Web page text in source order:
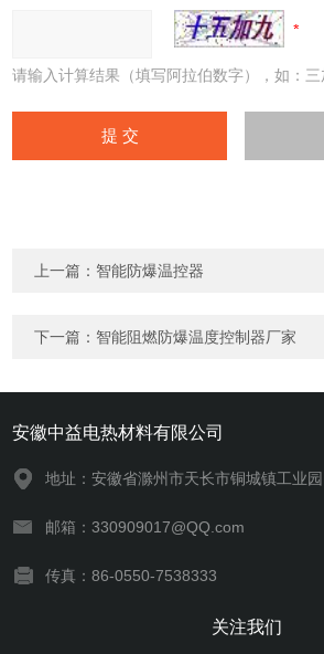
请输入计算结果（填写阿拉伯数字），如：三
上一篇： 智能防爆温控器
下一篇： 智能阻燃防爆温度控制器厂家
安徽中益电热材料有限公司
地址：安徽省滁州市天长市铜城镇工业园
邮箱：330909017@QQ.com
传真：86-0550-7538333
关注我们